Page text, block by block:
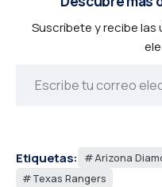
Suscríbete y recibe
Etiquetas: Arizona
Texas Rangers